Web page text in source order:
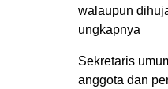
walaupun
ungkapnya
Sekretaris
anggota dan